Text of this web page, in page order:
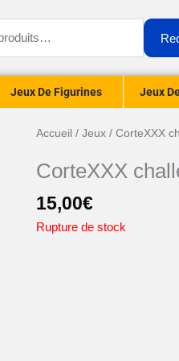
Jeux De Figurines Jeux
Accueil /Jeux / CorteXXX
CorteXXX
15,00€
Rupture de stock